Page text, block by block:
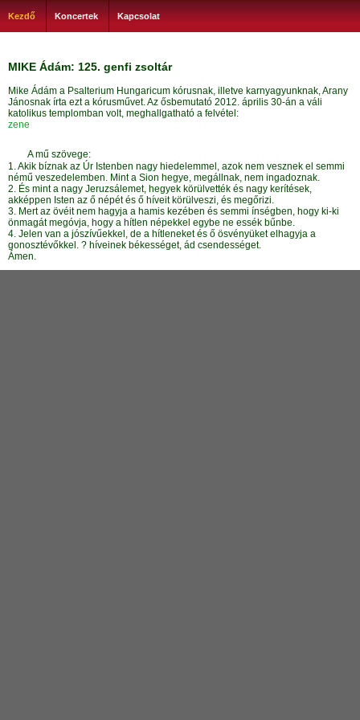
Kezdő Koncertek Kapcsolat
MIKE Ádám: 125. genfi zsoltár
Mike Ádám a Psalterium Hungaricum kórusnak, illetve karnyagyunknak, Arany
Jánosnak írta ezt a kórusművet. Az ősbemutató 2012. április 30-án a váli
katolikus templomban volt, meghallgatható a felvétel:
zene
A mű szövege:
1. Akik bíznak az Úr Istenben nagy hiedelemmel, azok nem vesznek el semmi
némű veszedelemben. Mint a Sion hegye, megállnak, nem ingadoznak.
2. És mint a nagy Jeruzsálemet, hegyek körülvették és nagy kerítések,
akképpen Isten az ő népét és ő híveit körülveszi, és megőrizi.
3. Mert az övéit nem hagyja a hamis kezében és semmi ínségben, hogy ki-ki
önmagát megóvja, hogy a hítlen népekkel egybe ne essék bűnbe.
4. Jelen van a jószívűekkel, de a hítleneket és ő ösvényüket elhagyja a
gonosztévőkkel. ? híveinek békességet, ád csendességet.
Ámen.